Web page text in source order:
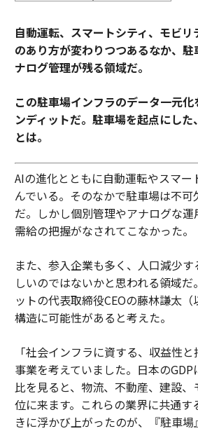
自動運転、スマートシティ、モビ
のあり方が変わりつつあるなか、
ナログ管理が残る領域だ。
この駐車場インフラのデータ一元
ンディットだ。駐車場を起点にし
とは。
AIの進化とともに自動運転やスマー
んでいる。そのなかで駐車場は不
だ。しかし個別管理やアナログな運
需給の把握がなされてこなかった。
また、参入企業も多く、人口減少
しいのではないかと思われる領域だ
ットの代表取締役CEOの藤林謙太
構造に可能性があると考えた。
「社会インフラに資する、収益性
事業を考えていました。日本の
比を見ると、物流、不動産、建設、
位に来ます。これらの業界に共通す
きに浮かび上がったのが、『駐車場